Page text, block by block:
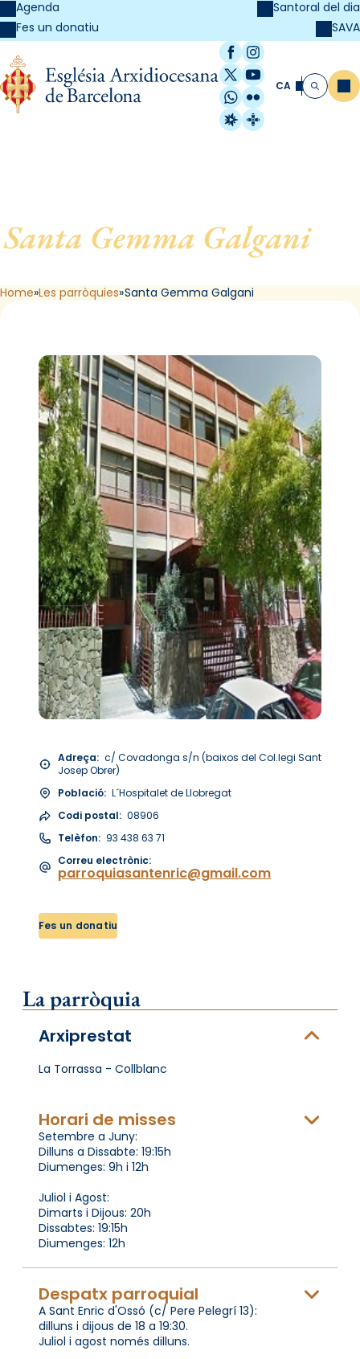
Agenda
Fes un donatiu
Santoral del dia
SAVA
Facebook
Instagram
X / Twitter
YouTube
WhatsApp
Flickr
Radio Estel
Catalunya
CA Cerca
Santa Gemma Galgani, de
L´Hospitalet de Llobregat
Home Les parròquies Santa Gemma Galgani
Adreça: c/ Covadonga s/n (baixos del Col.legi Sant
Josep Obrer)
Població: L´Hospitalet de Llobregat
Codi postal: 08906
Telèfon: 93 438 63 71
Correu electrònic:
parroquiasantenric@gmail.com
Fes un donatiu
La parròquia
Arxiprestat
La Torrassa - Collblanc
Horari de misses
Setembre a Juny:
Dilluns a Dissabte: 19:15h
Diumenges: 9h i 12h
Juliol i Agost:
Dimarts i Dijous: 20h
Dissabtes: 19:15h
Diumenges: 12h
Despatx parroquial
A Sant Enric d'Ossó (c/ Pere Pelegrí 13):
dilluns i dijous de 18 a 19:30.
Juliol i agost només dilluns.